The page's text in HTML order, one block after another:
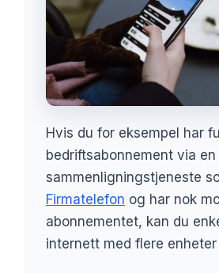
Hvis du for eksempel har
bedriftsabonnement via en
sammenligningstjeneste
Firmatelefon og har nok
abonnementet, kan du
internett med flere